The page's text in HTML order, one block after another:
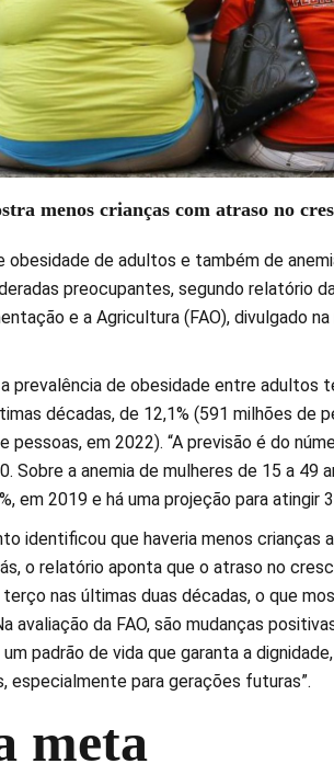
menos crianças com atraso no
de adultos e também de
preocupantes, segundo relatório
e a Agricultura (FAO), divulgado
prevalência de obesidade entre adultos
décadas, de 12,1% (591 milhões de
pessoas, em 2022). “A previsão é do
Sobre a anemia de mulheres de 15 a 49
em 2019 e há uma projeção para atingir
identificou que haveria menos crianças
o relatório aponta que o atraso no
nas últimas duas décadas, o que
avaliação da FAO, são mudanças
padrão de vida que garanta a
especialmente para gerações futuras”.
meta